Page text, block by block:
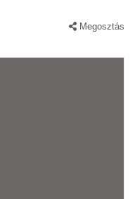
Megosztás